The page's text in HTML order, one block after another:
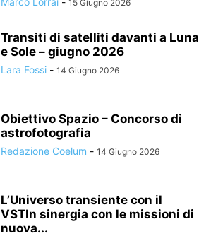
15 Giugno 2026
Transiti di satelliti davanti a Luna
e Sole – giugno 2026
Lara Fossi - 14 Giugno 2026
Obiettivo Spazio – Concorso di
astrofotografia
Redazione Coelum - 14 Giugno 2026
L’Universo transiente con il
VSTIn sinergia con le missioni di
nuova...